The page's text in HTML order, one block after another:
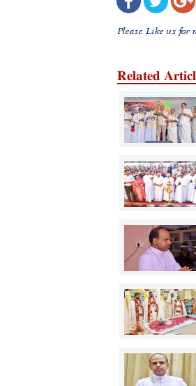
Please Like us for
Related